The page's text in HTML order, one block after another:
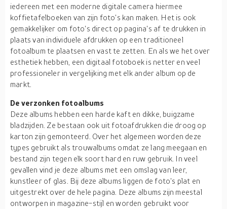
iedereen met een moderne digitale camera hiermee
koffietafelboeken van zijn foto's kan maken. Het is ook
gemakkelijker om foto's direct op pagina's af te drukken in
plaats van individuele afdrukken op een traditioneel
fotoalbum te plaatsen en vast te zetten. En als we het over
esthetiek hebben, een digitaal fotoboek is netter en veel
professioneler in vergelijking met elk ander album op de
markt.
De verzonken fotoalbums
Deze albums hebben een harde kaft en dikke, buigzame
bladzijden. Ze bestaan ook uit fotoafdrukken die droog op
karton zijn gemonteerd. Over het algemeen worden deze
types gebruikt als trouwalbums omdat ze lang meegaan en
bestand zijn tegen elk soort hard en ruw gebruik. In veel
gevallen vind je deze albums met een omslag van leer,
kunstleer of glas. Bij deze albums liggen de foto's plat en
uitgestrekt over de hele pagina. Deze albums zijn meestal
ontworpen in magazine-stijl en worden gebruikt voor